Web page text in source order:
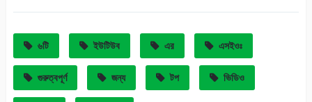
৬টি ইউটিউব এর এসইওঃ
গুরুত্বপূর্ণ জন্য টপ ভিডিও